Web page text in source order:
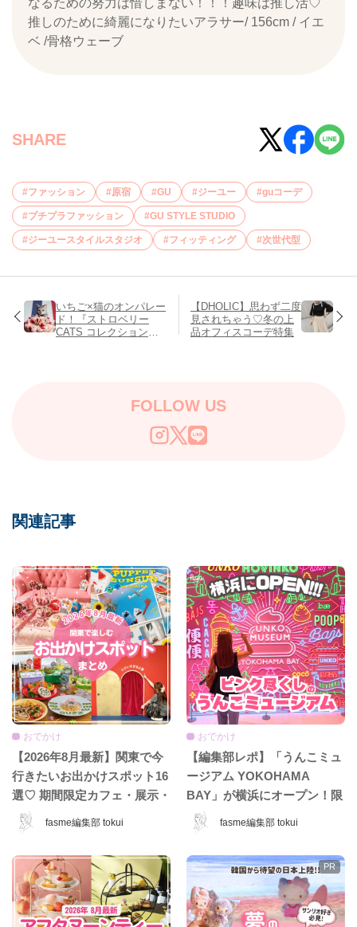
なるための努力は惜しまない！！！趣味は推し活♡
推しのために綺麗になりたいアラサー/ 156cm / イエ
ベ /骨格ウェーブ
SHARE
ファッション 原宿 GU ジーユー guコーデ
プチプラファッション GU STYLE STUDIO
ジーユースタイルスタジオ フィッティング 次世代型
いちご×猫のオンパレー
ド！『ストロベリー
CATS コレクション』
【DHOLIC】思わず二度
見されちゃう♡冬の上
品オフィスコーデ特集
FOLLOW US
関連記事
fasme編集部 tokui
おでかけ
【2026年8月最新】関東で今
行きたいお出かけスポット16
選♡ 期間限定カフェ・展示・
POPUPまとめ
fasme編集部 tokui
おでかけ
【編集部レポ】「うんこミュ
ージアム YOKOHAMA
BAY」が横浜にオープン！限
定コンテンツ＆グッズをひと
足先に体験♡